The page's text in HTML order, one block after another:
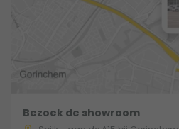
Bezoek de showroom